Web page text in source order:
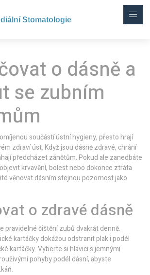
o dásně a
se zubním
součástí ústní hygieny, přesto hrají
zdraví úst. Když jsou dásně zdravé, chrání
předcházet zánětům. Pokud ale zanedbáte
krvavění, bolest nebo dokonce ztráta
věnovat dásním stejnou pozornost jako
o zdravé dásně
pravidelné čištění zubů dvakrát denně.
kartáčky dokážou odstranit plak i podél
kartáčky. Vyberte si hlavici s jemnými
pohyby podél dásní, abyste